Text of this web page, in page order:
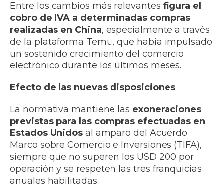
Entre los cambios más relevantes figura el
cobro de IVA a determinadas compras
realizadas en China, especialmente a través
de la plataforma Temu, que había impulsado
un sostenido crecimiento del comercio
electrónico durante los últimos meses.
Efecto de las nuevas disposiciones
La normativa mantiene las exoneraciones
previstas para las compras efectuadas en
Estados Unidos al amparo del Acuerdo
Marco sobre Comercio e Inversiones (TIFA),
siempre que no superen los USD 200 por
operación y se respeten las tres franquicias
anuales habilitadas.